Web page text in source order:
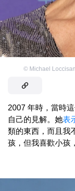
© Michael
2007 年時，當時
自己的見解。她表
類的東西，而且我
孩，但我喜歡小孩